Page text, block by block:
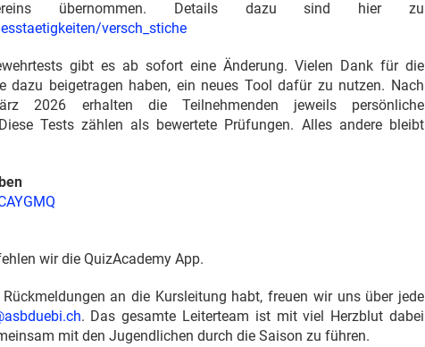
übernommen. Details dazu sind hier zu
versch_stiche
gibt es ab sofort eine Änderung. Vielen Dank für die
dazu beigetragen haben, ein neues Tool dafür zu nutzen. Nach
2026 erhalten die Teilnehmenden jeweils persönliche
Tests zählen als bewertete Prüfungen. Alles andere bleibt
wir die QuizAcademy App.
an die Kursleitung habt, freuen wir uns über jede
. Das gesamte Leiterteam ist mit viel Herzblut dabei
mit den Jugendlichen durch die Saison zu führen.